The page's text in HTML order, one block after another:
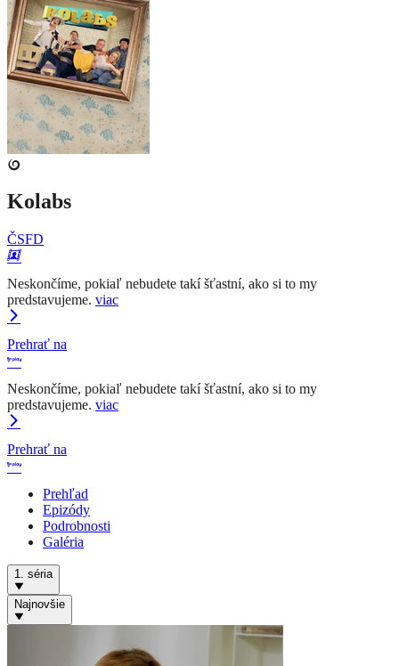
Kolabs
ČSFD
Neskončíme, pokiaľ nebudete takí šťastní, ako si to my
predstavujeme. viac
Prehrať na
Neskončíme, pokiaľ nebudete takí šťastní, ako si to my
predstavujeme. viac
Prehrať na
Prehľad
Epizódy
Podrobnosti
Galéria
1. séria
Najnovšie